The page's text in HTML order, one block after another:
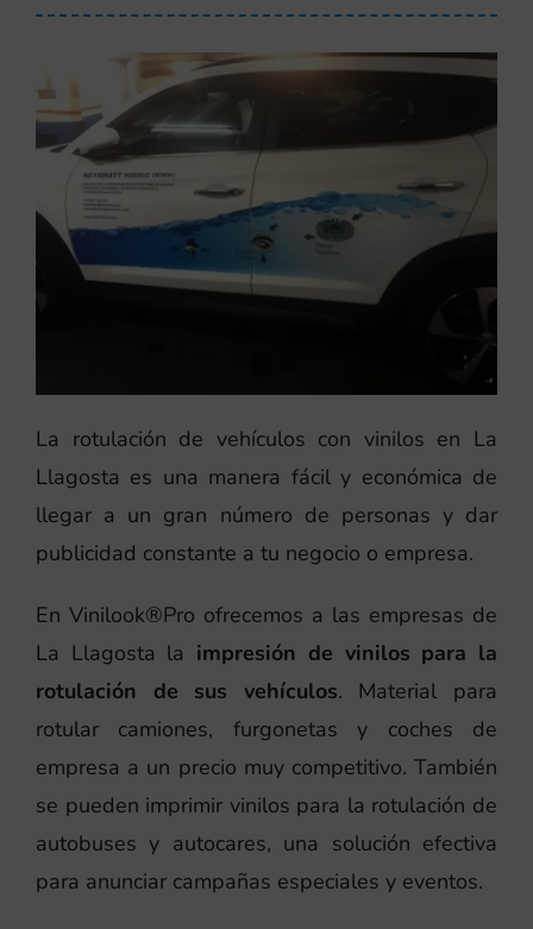
La rotulación de vehículos con vinilos en La
Llagosta es una manera fácil y económica de
llegar a un gran número de personas y dar
publicidad constante a tu negocio o empresa.
En Vinilook®Pro ofrecemos a las empresas de
La Llagosta la impresión de vinilos para la
rotulación de sus vehículos. Material para
rotular camiones, furgonetas y coches de
empresa a un precio muy competitivo. También
se pueden imprimir vinilos para la rotulación de
autobuses y autocares, una solución efectiva
para anunciar campañas especiales y eventos.